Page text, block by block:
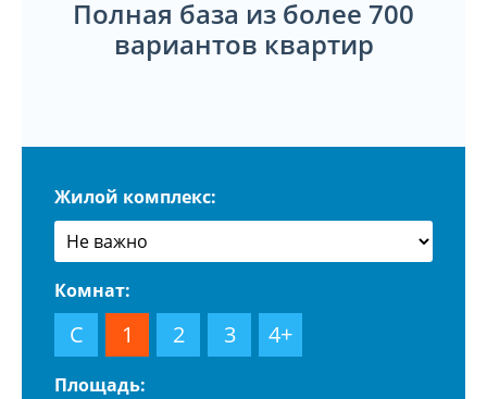
Полная база из более 700
вариантов квартир
Жилой комплекс:
Комнат:
С 1 2 3 4+
Площадь: